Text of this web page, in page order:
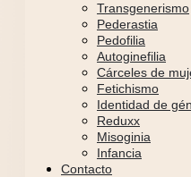
Transgenerismo
Pederastia
Pedofilia
Autoginefilia
Cárceles de
Fetichismo
Identidad de
Reduxx
Misoginia
Infancia
Contacto